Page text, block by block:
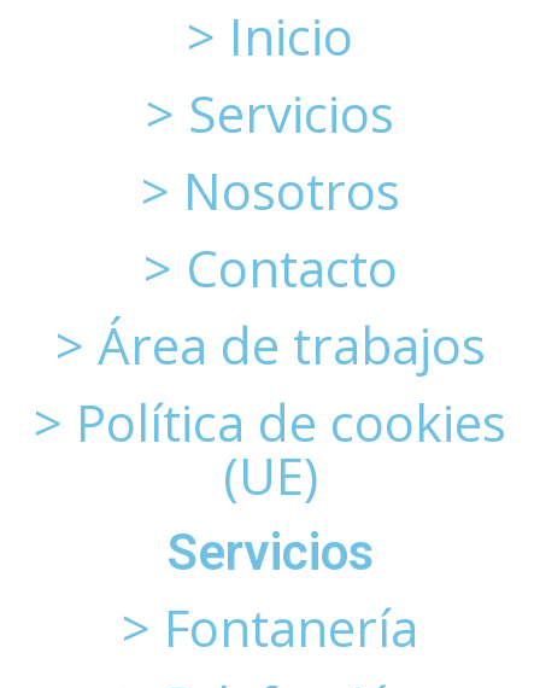
> Inicio
> Servicios
> Nosotros
> Contacto
> Área de trabajos
> Política de cookies
(UE)
Servicios
> Fontanería